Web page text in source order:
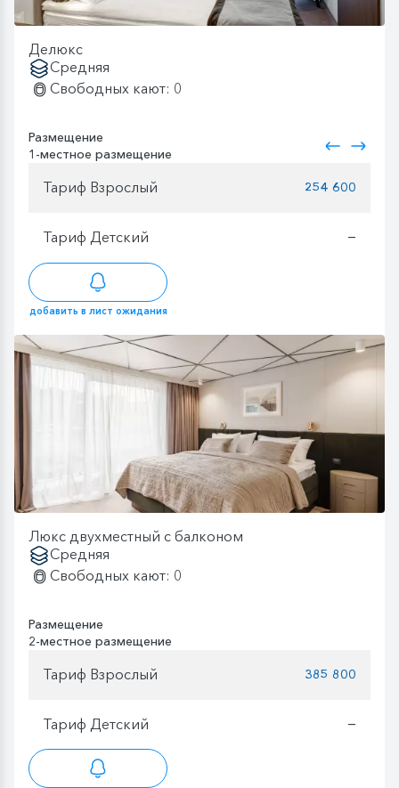
Делюкс
Средняя
Свободных кают: 0
Размещение
1-местное размещение
Тариф Взрослый 254 600
Тариф Детский —
добавить в лист ожидания
Люкс двухместный с балконом
Средняя
Свободных кают: 0
Размещение
2-местное размещение
Тариф Взрослый 385 800
Тариф Детский —